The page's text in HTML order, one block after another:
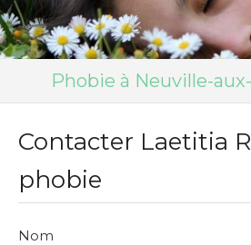
Phobie à Neuville-
Contacter Laetitia
phobie
Nom